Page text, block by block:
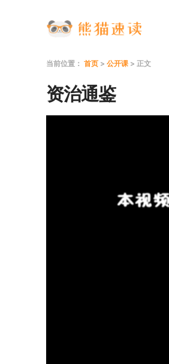
当前位置： 首页 > 公开课 > 正文
资治通鉴